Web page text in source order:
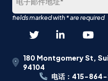
180 Montgomery St,
94104
电话：415-